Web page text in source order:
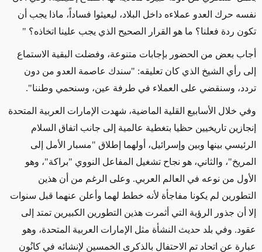
نفسه حرك العدو عملاءه داخل البلاد، ليعيثوا فساداً، ماذا يجب أن
تكون ردة فعلنا؟ ما هو القرار الصحيح الذي يجب علينا اتخاذه؟ "
أجاب بعض من الحضور بإجابات متنوعة، وفضلت البقية الاستماع
إلى رأي الشيخ الذي كان تعليقه: "سندك عاصمة العدو من دون
تردد، وسنقضي على العملاء في طرفة عين، وسنحمي وطننا".
وفي خلال الأسابيع القلية الماضية، شهدت الإمارات العربية المتحدة
إنجازين تاريخيين حظيا بتغطية عالمية إلى جانب اتفاق السلام
الرئيسي بينها وبين وإسرائيل، أولهما إطلاق "مسبار الأمل إلى
المريخ"، والثاني، هو نجاح تشغيل المفاعل النووي "براكة"، وهو
الأول من نوعه في العالم العربي. وعلى الرغم من أن هذين
التطورين لم يكونا مفاجأة لأنه خطط لهما وأعلن عنهما قبل سنوات
إلا أن جذور الرؤية التي أثمرت هذين التطورين الكبيرين تمتد إلى
عقود. وفي بلد حديث النشأة مثل الإمارات العربية المتحدة، وهو
عبارة عن اتحاد تم الاحتفال بالذكرى الخمسين لإنشائه في كانُون